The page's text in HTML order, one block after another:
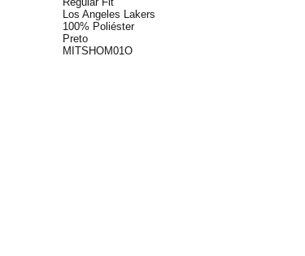
Los Angeles Lakers
100% Poliéster
Preto
MITSHOM01O